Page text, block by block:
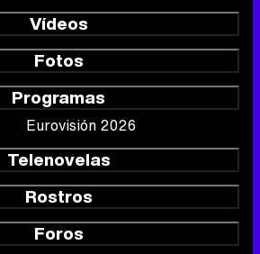
Vídeos
Fotos
Programas
Eurovisión 2026
Telenovelas
Rostros
Foros